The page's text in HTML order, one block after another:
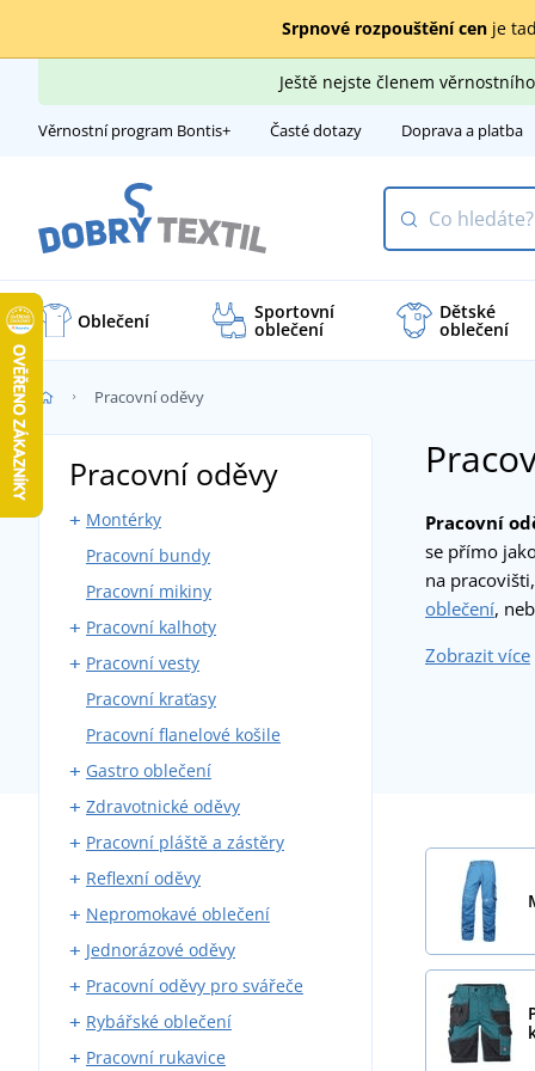
Srpnové rozpouštění cenje
Ještě nejste členem
Věrnostní program Bontis+ Časté dotazy Doprava a platba
Oblečení Sportovní
oblečení
Dětské
oblečení
Pracovní oděvy
Pracovní
se přímo
na
oblečení,
Zobrazit více
Pracovní oděvy
Montérky
Montérky s laclem
Montérky do pasu
Blůzy
Montérkové komplety
Pracovní kombinézy
Zateplené montérky
Pracovní bundy
Pracovní mikiny
Pracovní kalhoty
Kalhoty do pasu
Kalhoty s laclem
Pracovní vesty
S kapsami
Zateplené
Pracovní kraťasy
Pracovní flanelové košile
Gastro oblečení
Pracovní kalhoty
Zástěry
Pláště
Košile a haleny
Kuchařské rondony
Kuchařské čepice
Vesty a mikiny
Kravaty
Zdravotnické oděvy
Zdravotnické haleny a košile
Zdravotnické pláště
Zdravotnické kalhoty
Zdravotnické vesty a mikiny
Pracovní pláště a zástěry
Kovářské zástěry
Svářečské zástěry
Reflexní oděvy
Reflexní vesty
Reflexní bundy
Reflexní trička
Reflexní mikiny
Reflexní kalhoty
Nepromokavé oblečení
Pláštěnky
Nepromokavé kombinézy
Nepromokavé blůzy
Nepromokavé kalhoty
Jednorázové oděvy
Jednorázové čepice
Jednorázové kombinézy
Roušky
Pracovní oděvy pro svářeče
Svářečské rukavice
Svářečské blůzy
Rybářské oblečení
Rybářské holínky
Pracovní rukavice